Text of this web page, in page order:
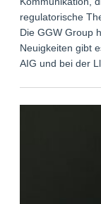
regulatorische
Die GGW Group
Neuigkeiten gibt
AIG und bei der